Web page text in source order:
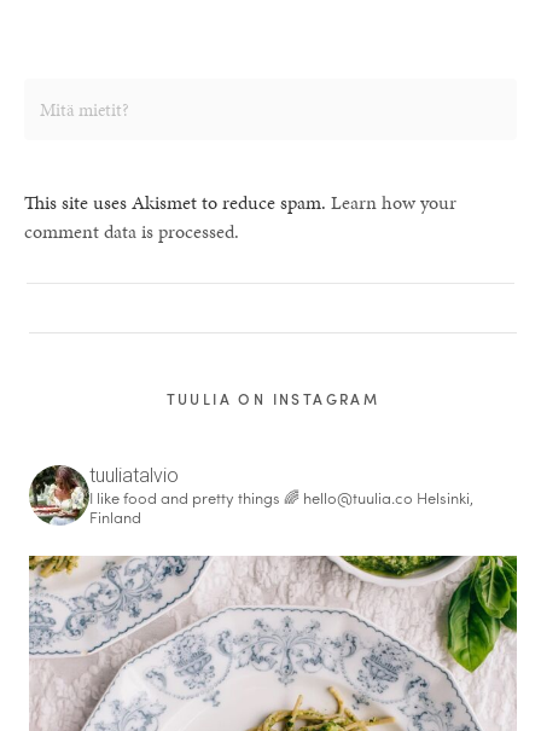
This site uses Akismet to reduce spam. Learn how your
comment data is processed.
TUULIA ON INSTAGRAM
tuuliatalvio
I like food and pretty things 🌈 hello@tuulia.co Helsinki,
Finland